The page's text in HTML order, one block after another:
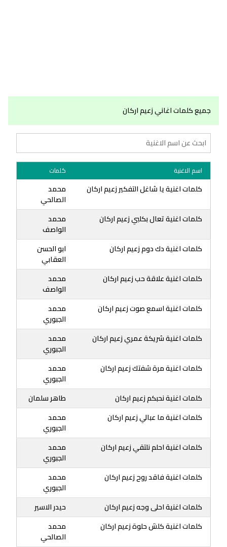
جميع كلمات اغاني زعيم اركان
اسم الاغنية كلمات
كلمات اغنية يا شاغل التفكير زعيم اركان
محمد
الصالحي
كلمات اغنية تعال بكلبي زعيم اركان
محمد
الواصف
كلمات اغنية دك دوم زعيم اركان
ابو الحسن
العقابي
كلمات اغنية علاقة حب زعيم اركان
محمد
الواصف
كلمات اغنية اسمع صوت زعيم اركان
محمد
الجبوري
كلمات اغنية شريكة عمري زعيم اركان
محمد
الجبوري
كلمات اغنية مرة شفتك زعيم اركان
محمد
الجبوري
كلمات اغنية نحبكم زعيم اركان
طاهر سلمان
كلمات اغنية ما عبالي زعيم اركان
محمد
الجبوري
كلمات اغنية احلم نلتقي زعيم اركان
محمد
الجبوري
كلمات اغنية فاقد روح زعيم اركان
محمد
الجبوري
كلمات اغنية احلى وجه زعيم اركان
حيدر الاسير
كلمات اغنية كلش حلوة زعيم اركان
محمد
الصالحي